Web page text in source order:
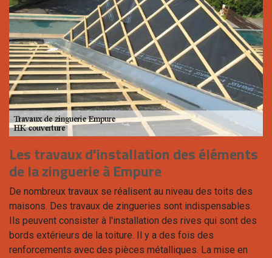
Les travaux d'installation des éléments
de la zinguerie à Empure
De nombreux travaux se réalisent au niveau des toits des
maisons. Des travaux de zingueries sont indispensables.
Ils peuvent consister à l'installation des rives qui sont des
bords extérieurs de la toiture. Il y a des fois des
renforcements avec des pièces métalliques. La mise en